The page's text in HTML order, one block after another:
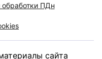
обработки ПДн
сайта